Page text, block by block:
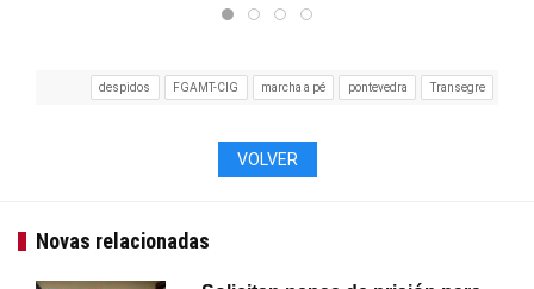
despidos FGAMT-CIG marcha a pé pontevedra Transegre
VOLVER
Novas relacionadas